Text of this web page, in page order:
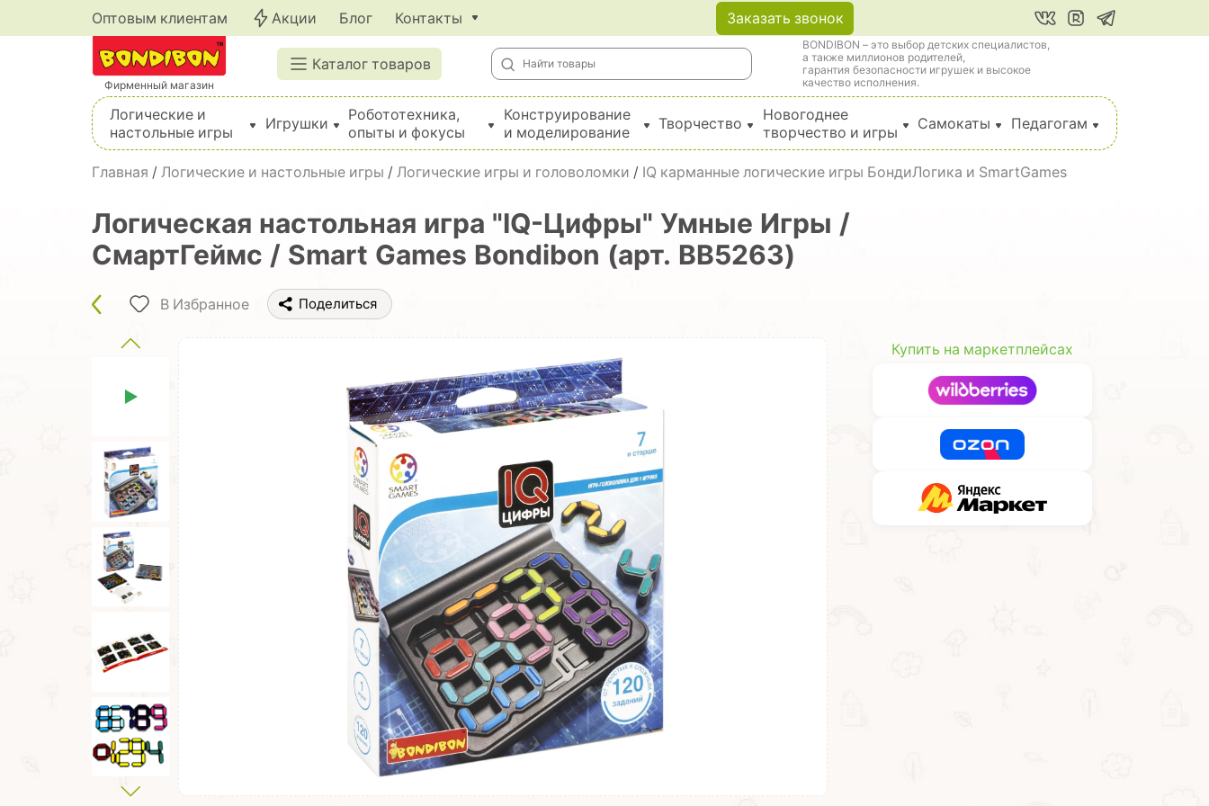
Оптовым клиентам Акции Блог Контакты Заказать звонок
Фирменный магазин
Каталог товаров
BONDIBON – это выбор детских специалистов,
а также миллионов родителей,
гарантия безопасности игрушек и высокое
качество исполнения.
Логические и
настольные игры
Игрушки
Робототехника,
опыты и фокусы
Конструирование
и моделирование
Творчество
Новогоднее
творчество и игры
Самокаты Педагогам
Главная / Логические и настольные игры / Логические игры и головоломки / IQ карманные логические игры БондиЛогика и SmartGames
Логическая настольная игра "IQ-Цифры" Умные Игры /
СмартГеймс / Smart Games Bondibon (арт. ВВ5263)
В Избранное Поделиться
Купить на маркетплейсах